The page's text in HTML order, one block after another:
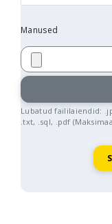
Manused
Lubatud faililaiendid:
.txt, .sql, .pdf